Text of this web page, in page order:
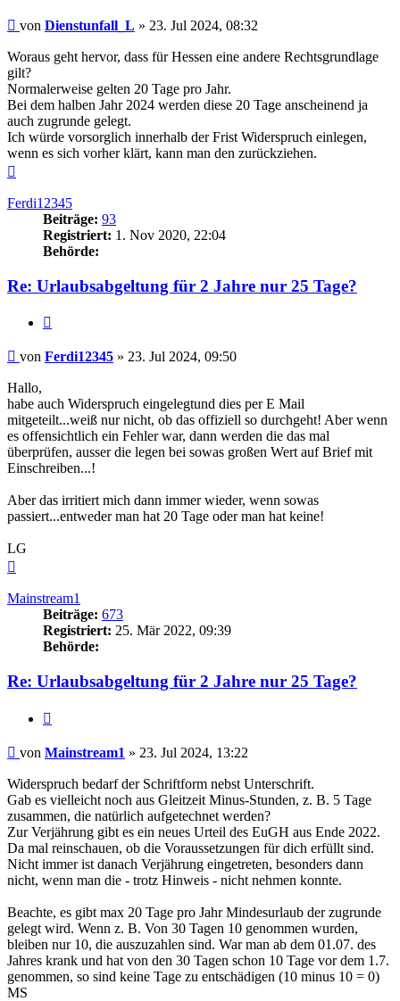
Beitrag
von Dienstunfall_L » 23. Jul 2024, 08:32
Woraus geht hervor, dass für Hessen eine andere Rechtsgrundlage
gilt?
Normalerweise gelten 20 Tage pro Jahr.
Bei dem halben Jahr 2024 werden diese 20 Tage anscheinend ja
auch zugrunde gelegt.
Ich würde vorsorglich innerhalb der Frist Widerspruch einlegen,
wenn es sich vorher klärt, kann man den zurückziehen.
Ferdi12345
Beiträge: 93
Registriert: 1. Nov 2020, 22:04
Behörde:
Re: Urlaubsabgeltung für 2 Jahre nur 25 Tage?
Beitrag
von Ferdi12345 » 23. Jul 2024, 09:50
Hallo,
habe auch Widerspruch eingelegtund dies per E Mail
mitgeteilt...weiß nur nicht, ob das offiziell so durchgeht! Aber wenn
es offensichtlich ein Fehler war, dann werden die das mal
überprüfen, ausser die legen bei sowas großen Wert auf Brief mit
Einschreiben...!
Aber das irritiert mich dann immer wieder, wenn sowas
passiert...entweder man hat 20 Tage oder man hat keine!
LG
Mainstream1
Beiträge: 673
Registriert: 25. Mär 2022, 09:39
Behörde:
Re: Urlaubsabgeltung für 2 Jahre nur 25 Tage?
Beitrag
von Mainstream1 » 23. Jul 2024, 13:22
Widerspruch bedarf der Schriftform nebst Unterschrift.
Gab es vielleicht noch aus Gleitzeit Minus-Stunden, z. B. 5 Tage
zusammen, die natürlich aufgetechnet werden?
Zur Verjährung gibt es ein neues Urteil des EuGH aus Ende 2022.
Da mal reinschauen, ob die Voraussetzungen für dich erfüllt sind.
Nicht immer ist danach Verjährung eingetreten, besonders dann
nicht, wenn man die - trotz Hinweis - nicht nehmen konnte.
Beachte, es gibt max 20 Tage pro Jahr Mindesurlaub der zugrunde
gelegt wird. Wenn z. B. Von 30 Tagen 10 genommen wurden,
bleiben nur 10, die auszuzahlen sind. War man ab dem 01.07. des
Jahres krank und hat von den 30 Tagen schon 10 Tage vor dem 1.7.
genommen, so sind keine Tage zu entschädigen (10 minus 10 = 0)
MS